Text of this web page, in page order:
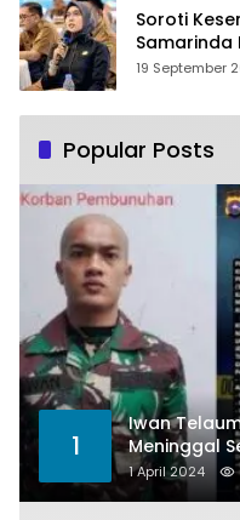
Soroti
Samarinda
19 September
Popular Posts
1
Iwan
Meninggal
1 April 2024